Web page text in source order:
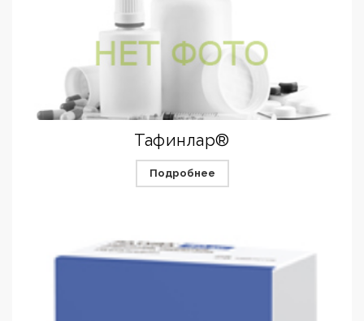
Тафинлар®
Подробнее